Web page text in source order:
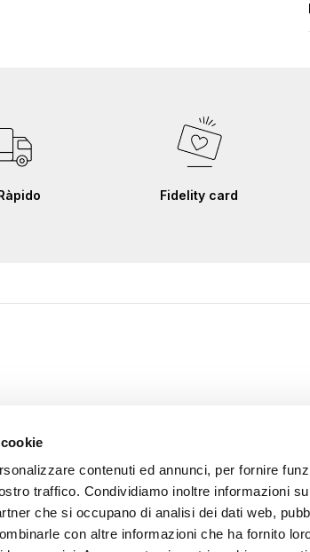
contenuti ed annunci, per fornire
traffico. Condividiamo inoltre informazioni
che si occupano di analisi dei dati web,
con altre informazioni che ha fornito
Fidelity card